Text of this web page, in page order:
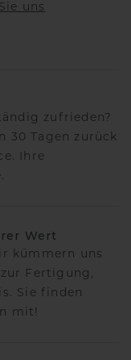
uns
zufrieden?
30 Tagen zurück
Ihre
Wert
kümmern uns
Fertigung,
Sie finden
mit!